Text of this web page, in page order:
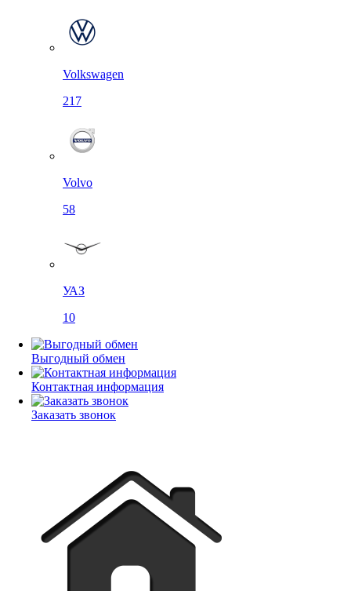
Volkswagen
217
Volvo
58
УАЗ
10
Выгодный обмен
Контактная информация
Заказать звонок